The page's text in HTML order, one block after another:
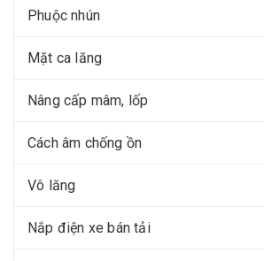
Phuộc nhún
Mặt ca lăng
Nâng cấp mâm, lốp
Cách âm chống ồn
Vô lăng
Nắp điện xe bán tải